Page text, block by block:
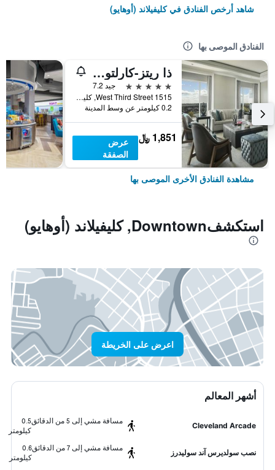
شاهد أرخص الفنادق في كليفيلاند (أوهايو)
الفنادق الموصى بها
ذا ريتز-كارلتون، كليفلاند
5 نجوم
جيد 7.2
1515 West Third Street, كليفيلاند (أوهايو), OH, الولايات المتحدة الأميريكية
0.2 كيلومتر عن وسط المدينة
1,851 ﷼
عرض
الصفقة
مشاهدة الفنادق الأخرى الموصى بها
استكشفDowntown, كليفيلاند (أوهايو)
اعرض على الخريطة
أشهر المعالم
Cleveland Arcade
مسافة مشي إلى 5 من الدقائق
0.5
كيلومتر
نصب سولديرس آند سوليدرز
مسافة مشي إلى 7 من الدقائق
0.6
كيلومتر